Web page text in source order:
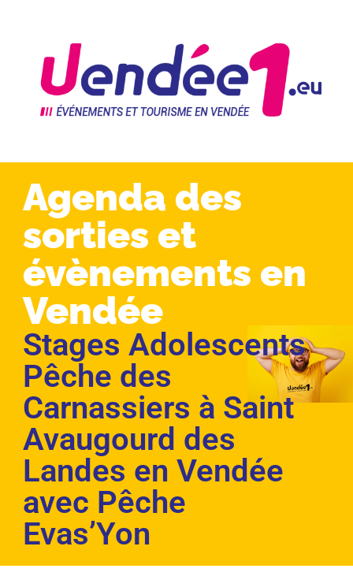
Agenda des
sorties et
évènements en
Vendée
Stages Adolescents
Pêche des
Carnassiers à Saint
Avaugourd des
Landes en Vendée
avec Pêche
Evas’Yon